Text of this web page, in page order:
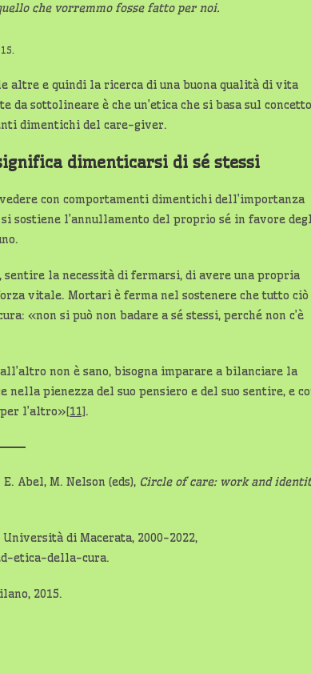
che vorremmo fosse fatto per noi.
altre e quindi la ricerca di una buona qualità di vita
sottolineare è che un’etica che si basa sul concetto
dimentichi del care-giver.
dimenticarsi di sé stessi
con comportamenti dimentichi dell’importanza
sostiene l’annullamento del proprio sé in favore
sentire la necessità di fermarsi, di avere una propria
vitale. Mortari è ferma nel sostenere che tutto ciò
«non si può non badare a sé stessi, perché non c’è
non è sano, bisogna imparare a bilanciare la
nella pienezza del suo pensiero e del suo sentire, e
l’altro»[11].
E. Abel, M. Nelson (eds), Circle of care: work and
Università di Macerata, 2000-2022,
etica-della-cura.
2015.